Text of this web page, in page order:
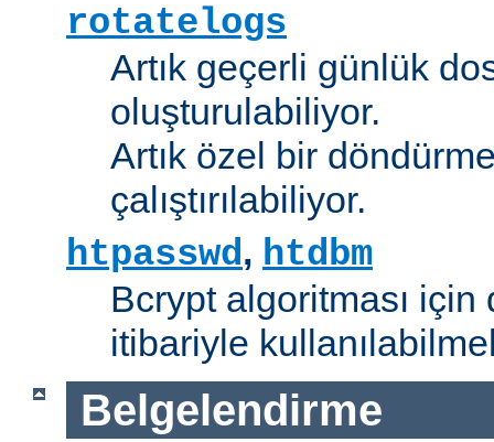
rotatelogs
Artık geçerli günlük
oluşturulabiliyor.
Artık özel bir
çalıştırılabiliyor.
htpasswd, htdbm
Bcrypt algoritması için
itibariyle
Belgelendirme